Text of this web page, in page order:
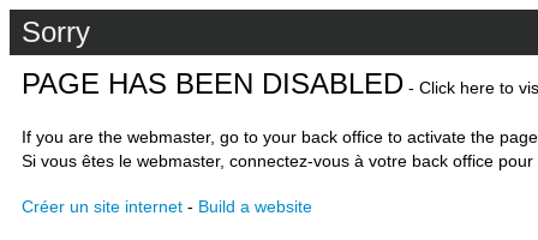
Sorry
PAGE HAS BEEN DISABLED - Click here to
If you are the webmaster, go to your back office to activate the
Si vous êtes le webmaster, connectez-vous à votre back office
Créer un site internet - Build a website